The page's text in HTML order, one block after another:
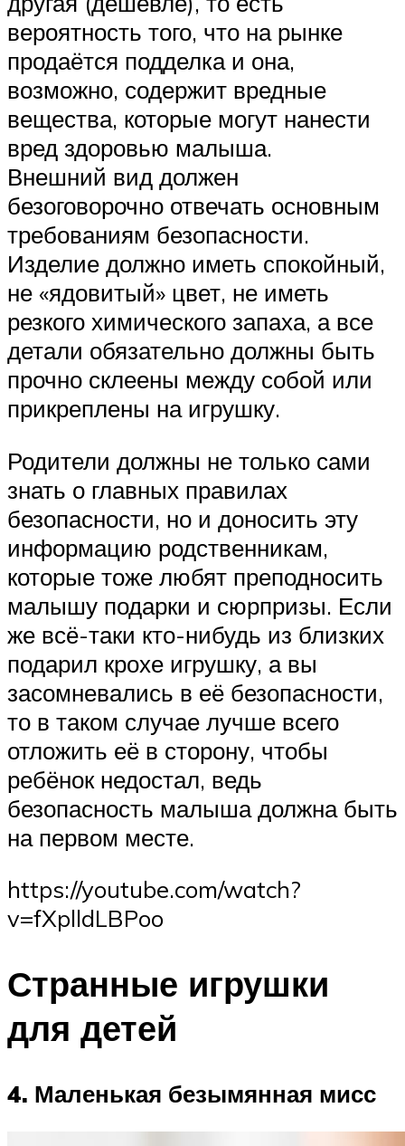
вероятность того, что на рынке
продаётся подделка и она,
возможно, содержит вредные
вещества, которые могут нанести
вред здоровью малыша.
Внешний вид должен
безоговорочно отвечать основным
требованиям безопасности.
Изделие должно иметь спокойный,
не «ядовитый» цвет, не иметь
резкого химического запаха, а все
детали обязательно должны быть
прочно склеены между собой или
прикреплены на игрушку.
Родители должны не только сами
знать о главных правилах
безопасности, но и доносить эту
информацию родственникам,
которые тоже любят преподносить
малышу подарки и сюрпризы. Если
же всё-таки кто-нибудь из близких
подарил крохе игрушку, а вы
засомневались в её безопасности,
то в таком случае лучше всего
отложить её в сторону, чтобы
ребёнок недостал, ведь
безопасность малыша должна быть
на первом месте.
https://youtube.com/watch?
v=fXplldLBPoo
Странные игрушки
для детей
4. Маленькая безымянная мисс